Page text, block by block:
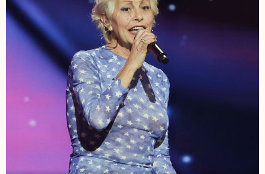
Paris, France, le 19
novembre 2025. ©
Guirec-
Moreau/Bestimage